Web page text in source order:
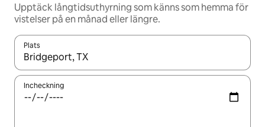
Upptäck långtidsuthyrning som känns som hemma för
vistelser på en månad eller längre.
Plats
När resultaten är tillgängliga kan du navigera med upp- och
Incheckning